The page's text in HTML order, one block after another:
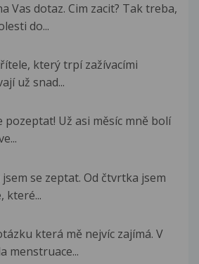
Vas dotaz. Cim zacit? Tak treba,
do...
který trpí zažívacími
už snad...
pozeptat! Už asi měsíc mně bolí
se zeptat. Od čtvrtka jsem
které...
která mě nejvíc zajímá. V
menstruace...